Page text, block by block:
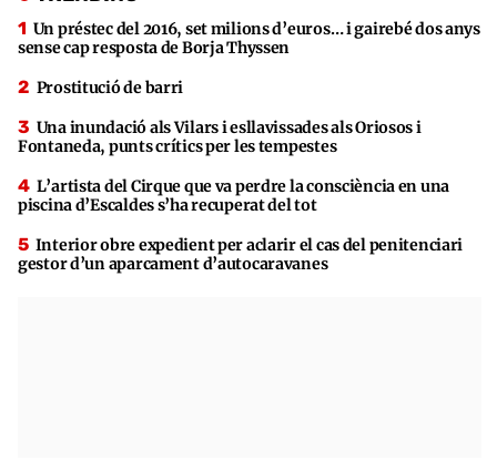
Un préstec del 2016, set milions d’euros… i gairebé dos anys
sense cap resposta de Borja Thyssen
Prostitució de barri
Una inundació als Vilars i esllavissades als Oriosos i
Fontaneda, punts crítics per les tempestes
L’artista del Cirque que va perdre la consciència en una
piscina d’Escaldes s’ha recuperat del tot
Interior obre expedient per aclarir el cas del penitenciari
gestor d’un aparcament d’autocaravanes